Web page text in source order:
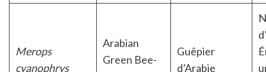
Merops
cyanophrys
Arabian
Green Bee-
Guêpier
d’Arabie